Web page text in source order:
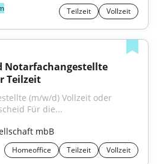
Teilzeit Vollzeit
Notarfachangestellte
Teilzeit
(m/w/d) Vollzeit oder
Für die...
mbB
Homeoffice Teilzeit Vollzeit